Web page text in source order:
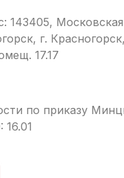
143405, Московская
г.
17.17
по приказу